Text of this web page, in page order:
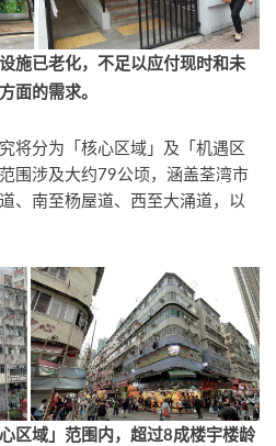
施已老化，不足以应付现时和未
面的需求。
将分为「核心区域」及「机遇区
围涉及大约79公顷，涵盖荃湾市
、南至杨屋道、西至大涌道，以
区域」范围内，超过8成楼宇楼龄